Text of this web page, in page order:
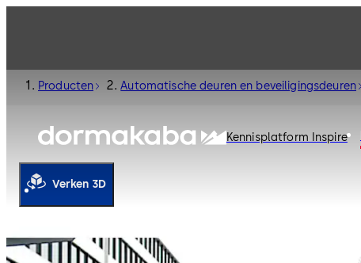
Kennisplatform Inspire
Producten Automatische deuren en beveiligingsdeuren
Verken 3D